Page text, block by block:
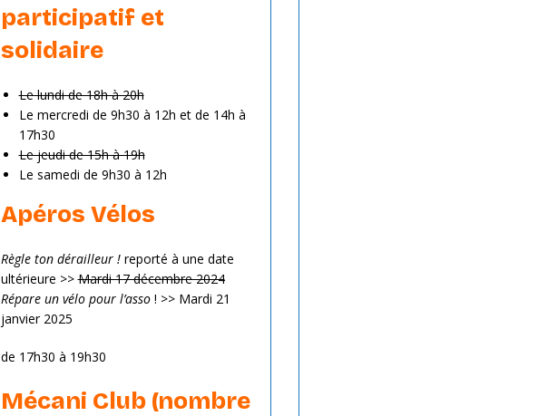
participatif et
solidaire
Le lundi de 18h à 20h
Le mercredi de 9h30 à 12h et de 14h à
17h30
Le jeudi de 15h à 19h
Le samedi de 9h30 à 12h
Apéros Vélos
Règle ton dérailleur !reporté à une date
ultérieure >>Mardi 17 décembre 2024
Répare un vélo pour l’asso! >> Mardi 21
janvier 2025
de 17h30 à 19h30
Mécani Club (nombre